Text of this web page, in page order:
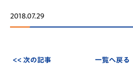
2018.07.29
<< 次の記事 一覧へ戻る